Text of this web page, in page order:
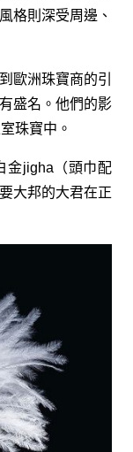
格則深受周邊、
歐洲珠寶商的引
盛名。他們的影
珠寶中。
金jigha（頭巾配
大邦的大君在正